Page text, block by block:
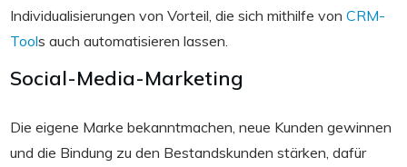
Individualisierungen von Vorteil, die sich mithilfe von CRM-
Tools auch automatisieren lassen.
Social-Media-Marketing
Die eigene Marke bekanntmachen, neue Kunden gewinnen
und die Bindung zu den Bestandskunden stärken, dafür